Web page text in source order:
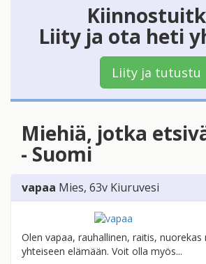
Liity ja ota heti
Liity ja tutustu
Miehiä, jotka
- Suomi
vapaa Mies, 63v Kiuruvesi
Olen vapaa, rauhallinen, raitis,
yhteiseen elämään. Voit olla myös...